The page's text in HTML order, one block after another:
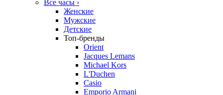
Все часы ›
Женские
Мужские
Детские
Топ-бренды
Orient
Jacques Lemans
Michael Kors
L'Duchen
Casio
Emporio Armani